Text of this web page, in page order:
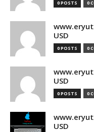
0 POSTS 0
USD
0 POSTS 0
USD
0 POSTS 0
USD